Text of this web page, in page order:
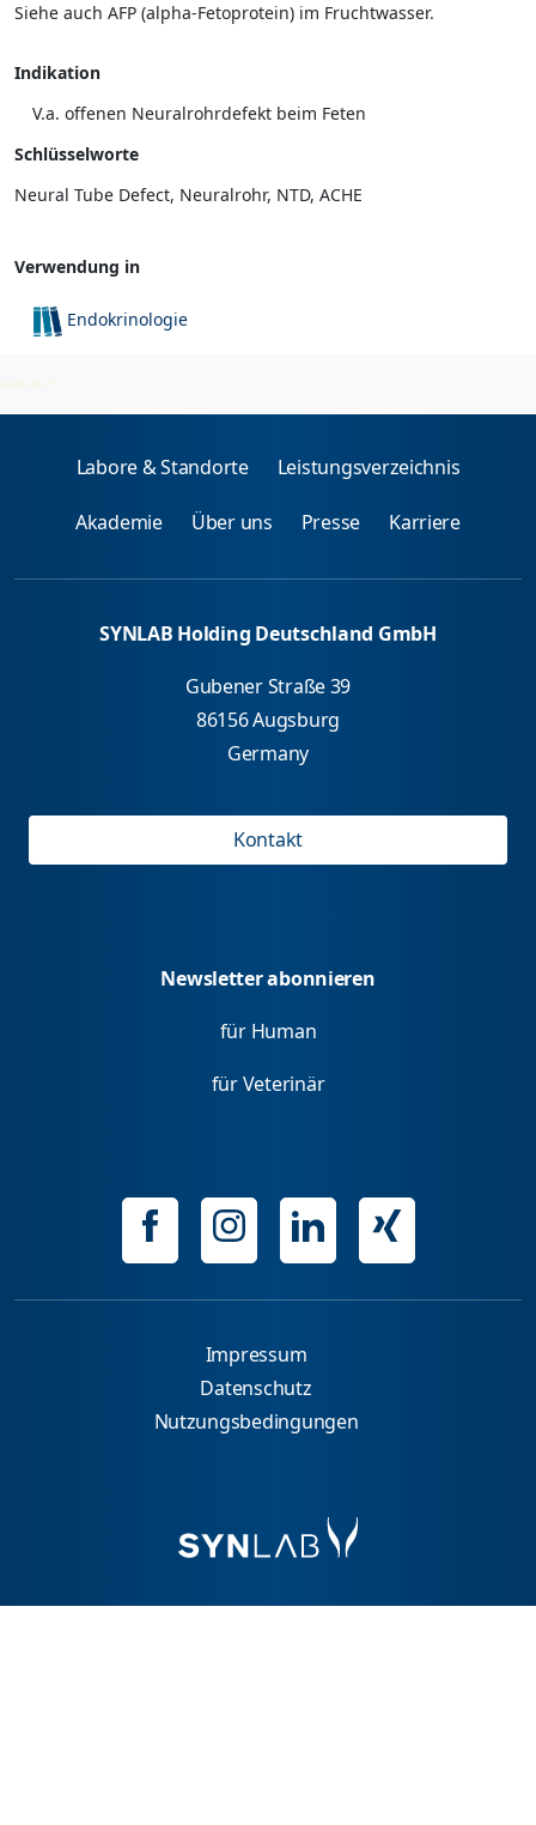
Siehe auch AFP (alpha-Fetoprotein) im Fruchtwasser.
Indikation
V.a. offenen Neuralrohrdefekt beim Feten
Schlüsselworte
Neural Tube Defect, Neuralrohr, NTD, ACHE
Verwendung in
Endokrinologie
2026-08-07
Labore & Standorte Leistungsverzeichnis
Akademie Über uns Presse Karriere
SYNLAB Holding Deutschland GmbH
Gubener Straße 39
86156 Augsburg
Germany
Kontakt
Newsletter abonnieren
für Human
für Veterinär
Impressum
Datenschutz
Nutzungsbedingungen